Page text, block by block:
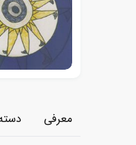
معرفی